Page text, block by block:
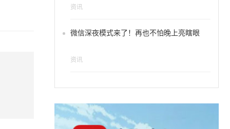
资讯
微信深夜模式来了！再也不怕晚上亮瞎眼
资讯